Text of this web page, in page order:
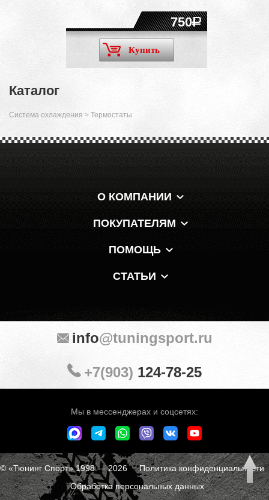
750
Купить
Каталог
Система охлаждения > Термостаты
О КОМПАНИИ
ПОКУПАТЕЛЯМ
ПОМОЩЬ
СТАТЬИ
Мы в мессенджерах и соцсетях:
info@tuningsport.ru
+7(903) 124-78-25
© «Тюнинг Спорт» 1998 — 2026Политика конфиденциальности
Обработка персональных данных